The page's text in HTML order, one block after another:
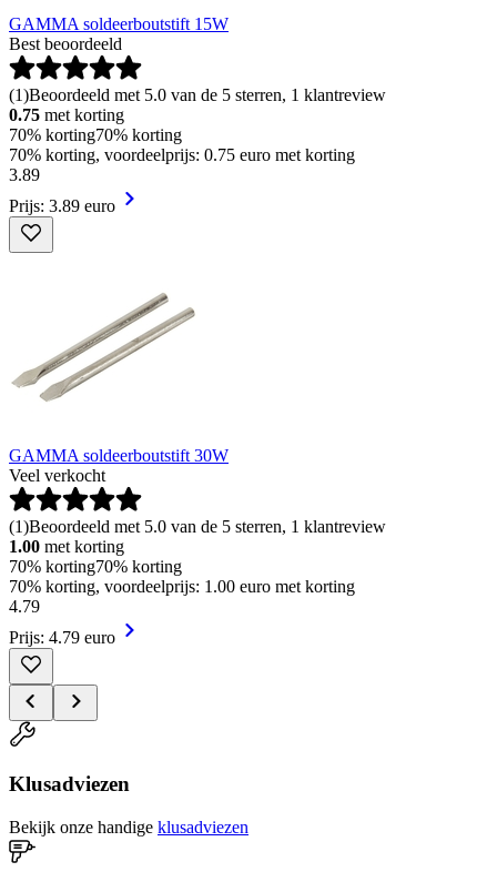
GAMMA soldeerboutstift 15W
Best beoordeeld
(1)Beoordeeld met 5.0 van de 5 sterren, 1 klantreview
0.75 met korting
70% korting70% korting
70% korting, voordeelprijs: 0.75 euro met korting
3.89
Prijs: 3.89 euro
GAMMA soldeerboutstift 30W
Veel verkocht
(1)Beoordeeld met 5.0 van de 5 sterren, 1 klantreview
1.00 met korting
70% korting70% korting
70% korting, voordeelprijs: 1.00 euro met korting
4.79
Prijs: 4.79 euro
Klusadviezen
Bekijk onze handige klusadviezen